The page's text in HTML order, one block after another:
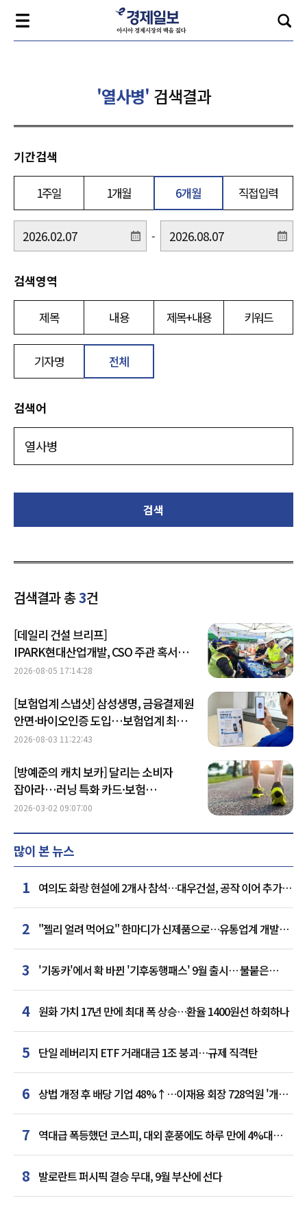
'열사병' 검색결과
기간검색
1주일 1개월 6개월 직접입력
-
검색영역
제목 내용 제목+내용 키워드
기자명 전체
검색어
검색
검색결과 총3건
[데일리 건설 브리프]
IPARK현대산업개발, CSO 주관 혹서기
온열질환 예방 캠페인 진행 外
2026-08-05 17:14:28
[보험업계 스냅샷] 삼성생명, 금융결제원
안면·바이오인증 도입…보험업계 최초
外
2026-08-03 11:22:43
[방예준의 캐치 보카] 달리는 소비자
잡아라…러닝 특화 카드·보험
체크해볼까
2026-03-02 09:07:00
많이 본 뉴스
1 여의도 화랑 현설에 2개사 참석…대우건설, 공작 이어 추가
거점 확보하나
2 "젤리 얼려 먹어요" 한마디가 신제품으로…유통업계 개발실
된 SNS
3
'기동카'에서 확 바뀐 '기후동행패스' 9월 출시… 불붙은
카드사 경쟁
4 원화 가치 17년 만에 최대 폭 상승…환율 1400원선 하회하나
5 단일 레버리지 ETF 거래대금 1조 붕괴…규제 직격탄
6 상법 개정 후 배당 기업 48%↑…이재용 회장 728억원 '개인
최다'
7 역대급 폭등했던 코스피, 대외 훈풍에도 하루 만에 4%대
급락
8 발로란트 퍼시픽 결승 무대, 9월 부산에 선다